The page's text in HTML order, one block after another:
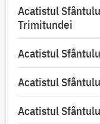
Acatistul
Trimitundei
Acatistul
Acatistul
Acatistul